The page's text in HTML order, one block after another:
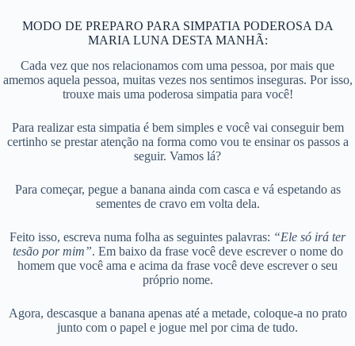
MODO DE PREPARO PARA SIMPATIA PODEROSA DA
MARIA LUNA DESTA MANHÃ:
Cada vez que nos relacionamos com uma pessoa, por mais que
amemos aquela pessoa, muitas vezes nos sentimos inseguras. Por isso,
trouxe mais uma poderosa simpatia para você!
Para realizar esta simpatia é bem simples e você vai conseguir bem
certinho se prestar atenção na forma como vou te ensinar os passos a
seguir. Vamos lá?
Para começar, pegue a banana ainda com casca e vá espetando as
sementes de cravo em volta dela.
Feito isso, escreva numa folha as seguintes palavras: “Ele só irá ter
tesão por mim”. Em baixo da frase você deve escrever o nome do
homem que você ama e acima da frase você deve escrever o seu
próprio nome.
Agora, descasque a banana apenas até a metade, coloque-a no prato
junto com o papel e jogue mel por cima de tudo.